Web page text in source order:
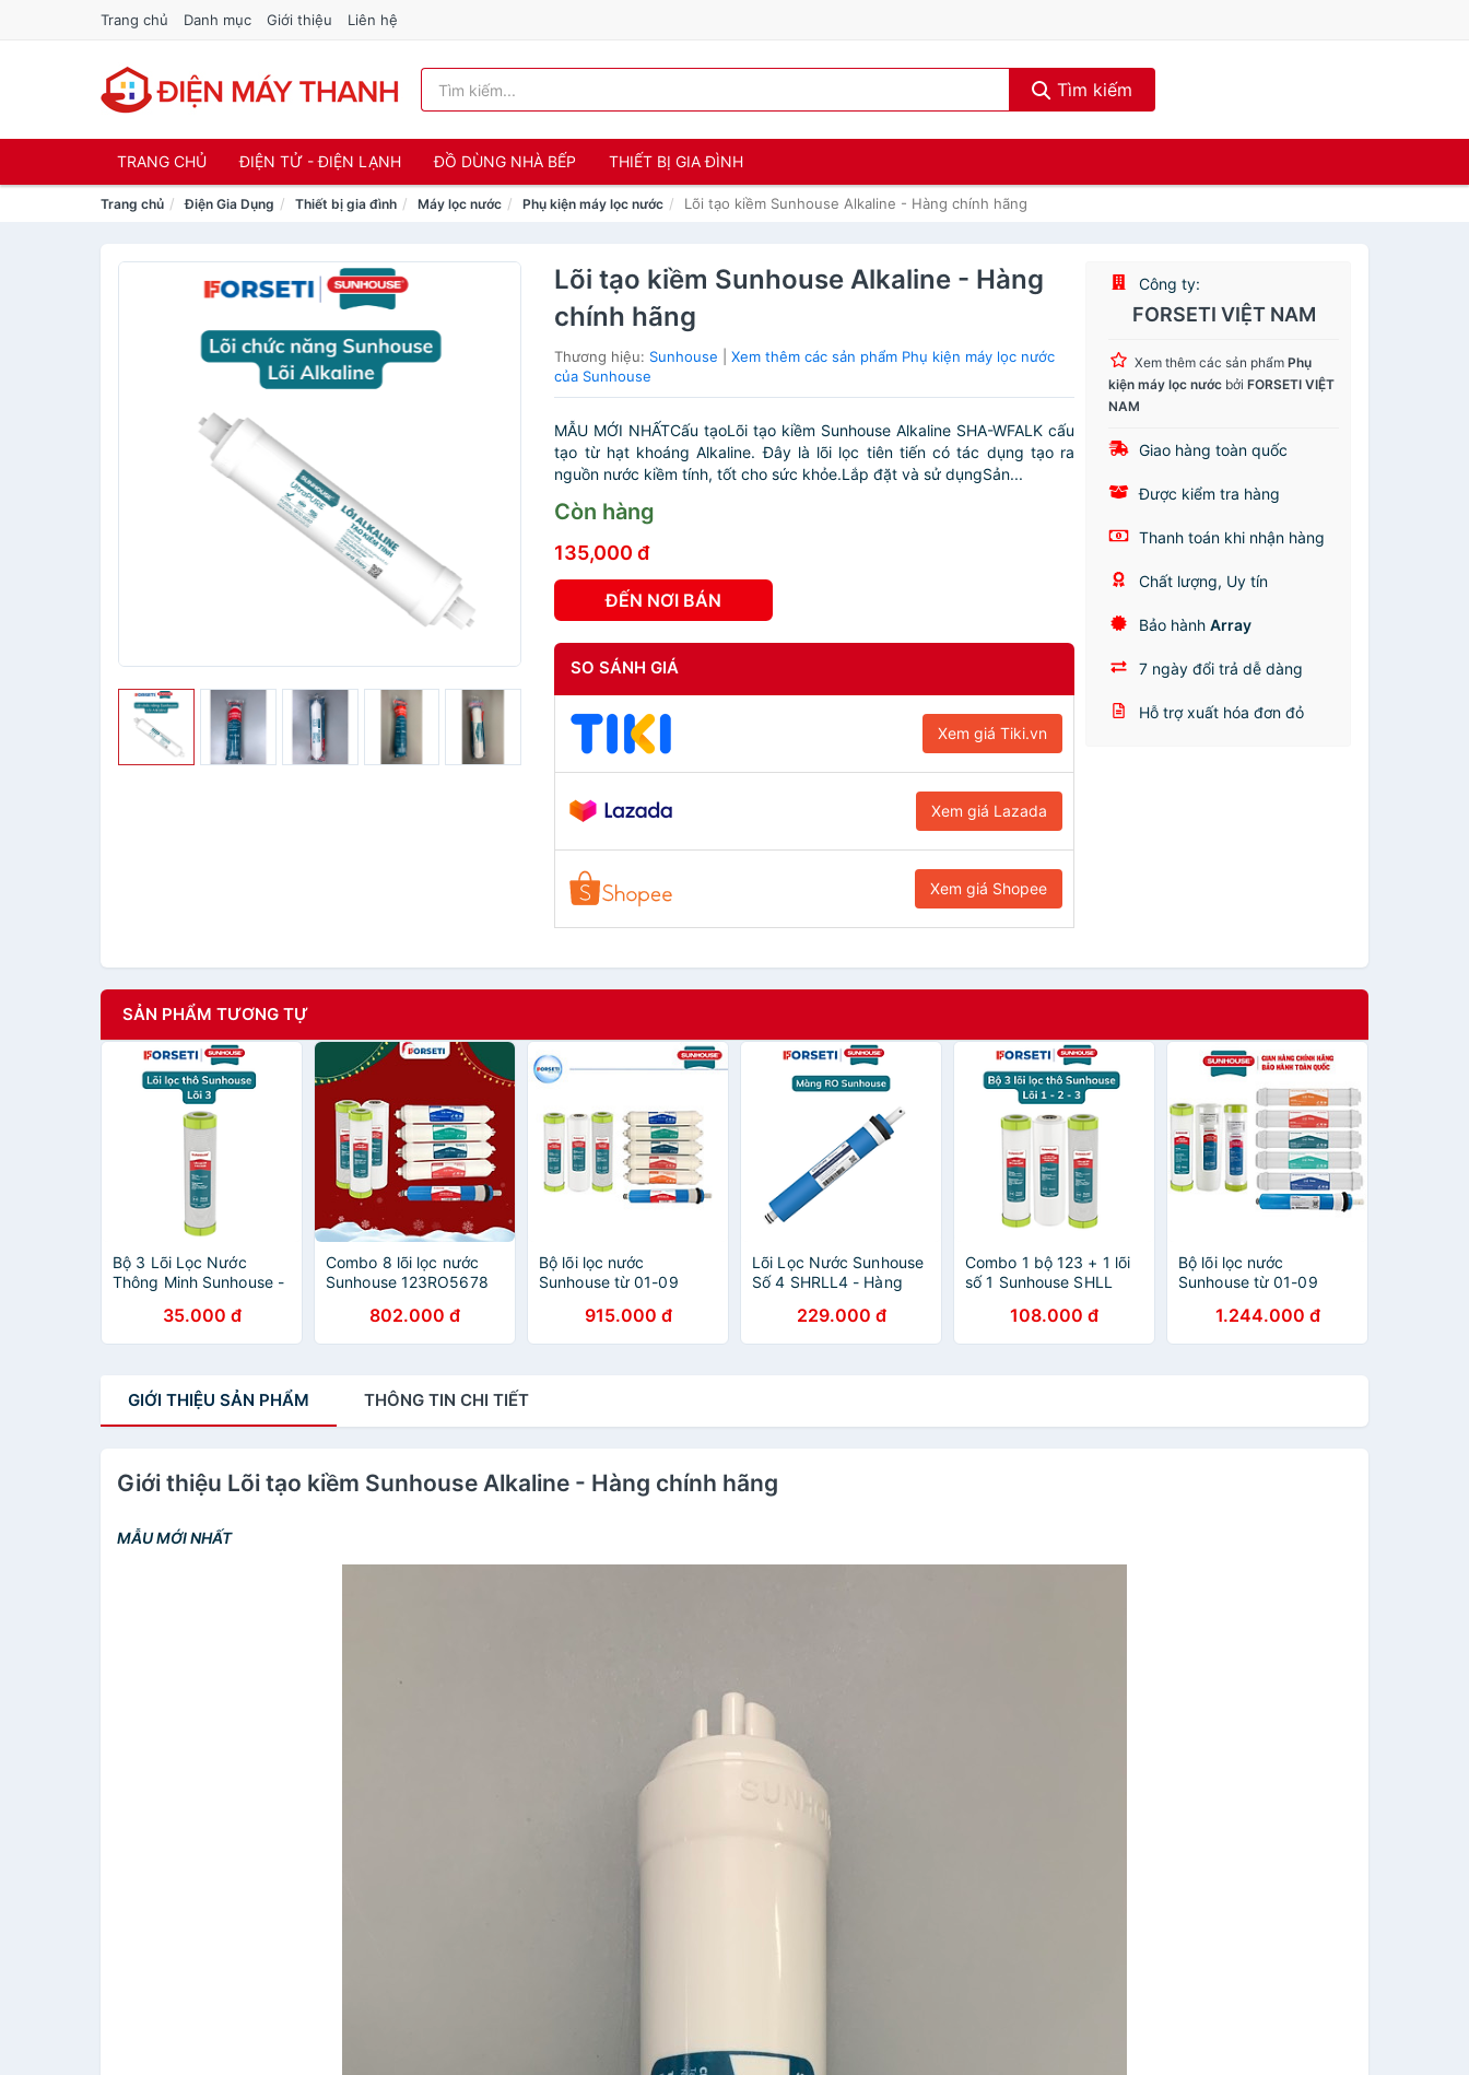
Trang chủ Danh mục Giới thiệu Liên hệ
Tìm kiếm
TRANG CHỦ ĐIỆN TỬ - ĐIỆN LẠNH ĐỒ DÙNG NHÀ BẾP THIẾT BỊ GIA ĐÌNH
Trang chủ Điện Gia Dụng Thiết bị gia đình Máy lọc nước Phụ kiện máy lọc nước Lõi tạo kiềm Sunhouse Alkaline - Hàng chính hãng
Lõi tạo kiềm Sunhouse Alkaline - Hàng
chính hãng
Thương hiệu: Sunhouse |Xem thêm các sản phẩm Phụ kiện máy lọc nước
của Sunhouse
MẪU MỚI NHẤTCấu tạoLõi tạo kiềm Sunhouse Alkaline SHA-WFALK cấu
tạo từ hạt khoáng Alkaline. Đây là lõi lọc tiên tiến có tác dụng tạo ra
nguồn nước kiềm tính, tốt cho sức khỏe.Lắp đặt và sử dụngSản...
Còn hàng
135,000 đ
ĐẾN NƠI BÁN
SO SÁNH GIÁ
Xem giá Tiki.vn
Xem giá Lazada
Xem giá Shopee
Công ty:
FORSETI VIỆT NAM
Xem thêm các sản phẩmPhụ
kiện máy lọc nước bởiFORSETI VIỆT
NAM
Giao hàng toàn quốc
Được kiểm tra hàng
Thanh toán khi nhận hàng
Chất lượng, Uy tín
Bảo hànhArray
7 ngày đổi trả dễ dàng
Hỗ trợ xuất hóa đơn đỏ
SẢN PHẨM TƯƠNG TỰ
Bộ 3 Lõi Lọc Nước
Thông Minh Sunhouse -
35.000 đ
Combo 8 lõi lọc nước
Sunhouse 123RO5678
máy: SHA8878KV
SHA8879K SHA8858K
802.000 đ
Bộ lõi lọc nước
Sunhouse từ 01-09
Lõi lọc nước RO, 05 lõi
lọc chức năng 56789,
915.000 đ
Lõi Lọc Nước Sunhouse
Số 4 SHRLL4 - Hàng
229.000 đ
Combo 1 bộ 123 + 1 lõi
số 1 Sunhouse SHLL
108.000 đ
Bộ lõi lọc nước
Sunhouse từ 01-09
Lõi lọc nước RO, 05 lõi
lọc chức năng 56789,
1.244.000 đ
GIỚI THIỆU SẢN PHẨM THÔNG TIN CHI TIẾT
Giới thiệu Lõi tạo kiềm Sunhouse Alkaline - Hàng chính hãng
MẪU MỚI NHẤT